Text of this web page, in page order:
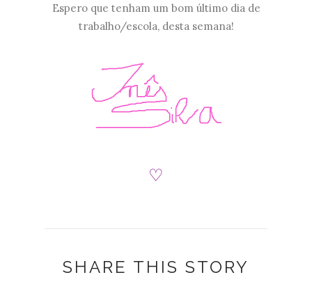
Espero que tenham um bom último dia de
trabalho/escola, desta semana!
♡
SHARE THIS STORY